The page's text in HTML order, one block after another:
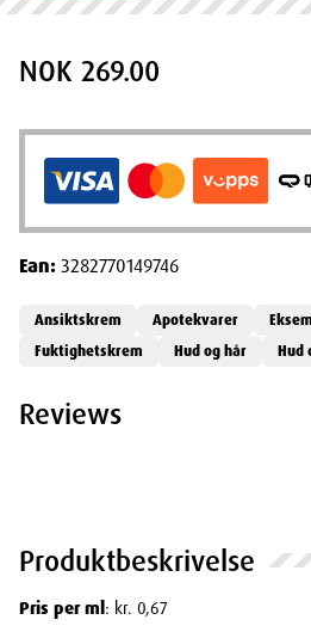
Produktbeskrivelse
Pris per ml : kr. 0,67
NOK 269.00
Ean:3282770149746
Ansiktskrem Apotekvarer
Fuktighetskrem
Hud og hår Hud
Reviews